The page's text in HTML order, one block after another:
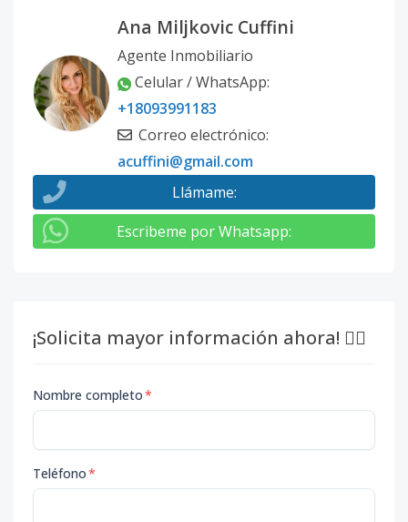
Ana Miljkovic Cuffini
Agente Inmobiliario
Celular / WhatsApp:
+18093991183
Correo electrónico:
acuffini@gmail.com
Llámame:
Escribeme por Whatsapp:
¡Solicita mayor información ahora! 👇🏽
Nombre completo*
Teléfono*